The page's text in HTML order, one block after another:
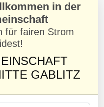
in der
für fairen Strom
GABLITZ